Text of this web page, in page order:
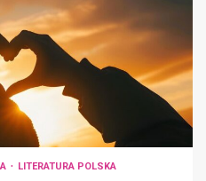
LITERATURA POLSKA